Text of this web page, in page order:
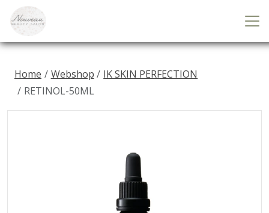
Home Webshop
IK SKIN PERFECTION
RETINOL-50ML